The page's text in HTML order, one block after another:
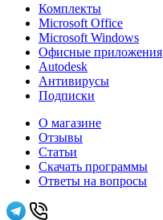
Комплекты
Microsoft Office
Microsoft Windows
Офисные приложения
Autodesk
Антивирусы
Подписки
О магазине
Отзывы
Статьи
Скачать программы
Ответы на вопросы